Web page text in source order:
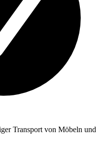
Transport von Möbeln und